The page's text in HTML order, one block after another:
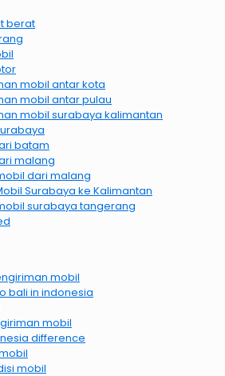
berat
mobil antar kota
mobil antar pulau
mobil surabaya kalimantan
batam
malang
dari malang
Surabaya ke Kalimantan
surabaya tangerang
mobil
bali in indonesia
mobil
difference
mobil